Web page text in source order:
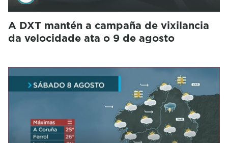
A DXT mantén a campaña de vixilancia
da velocidade ata o 9 de agosto